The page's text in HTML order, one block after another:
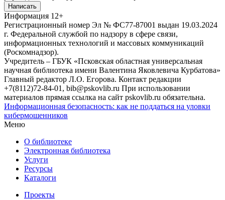
Написать
Информация 12+
Регистрационный номер Эл № ФС77-87001 выдан 19.03.2024
г. Федеральной службой по надзору в сфере связи,
информационных технологий и массовых коммуникаций
(Роскомнадзор).
Учредитель – ГБУК «Псковская областная универсальная
научная библиотека имени Валентина Яковлевича Курбатова»
Главный редактор Л.О. Егорова. Контакт редакции
+7(8112)72-84-01, bib@pskovlib.ru При использовании
материалов прямая ссылка на сайт pskovlib.ru обязательна.
Информационная безопасность: как не поддаться на уловки
кибермошенников
Меню
О библиотеке
Электронная библиотека
Услуги
Ресурсы
Каталоги
Проекты